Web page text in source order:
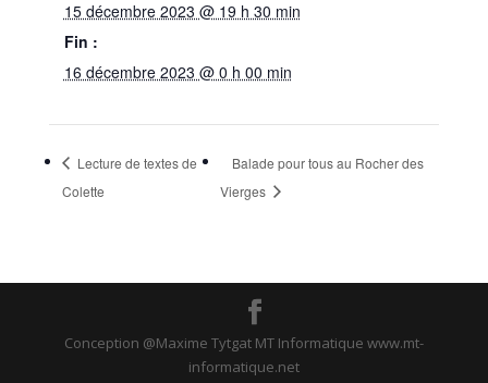
15 décembre 2023 @ 19 h 30 min
Fin :
16 décembre 2023 @ 0 h 00 min
Lecture de textes de
Colette
Balade pour tous au Rocher des
Vierges
Conception @Maxime Tytgat MT Informatique www.mt-
informatique.net